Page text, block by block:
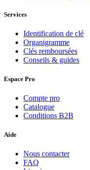
Services
Identification de clé
Organigramme
Clés remboursées
Conseils & guides
Espace Pro
Compte pro
Catalogue
Conditions B2B
Aide
Nous contacter
FAQ